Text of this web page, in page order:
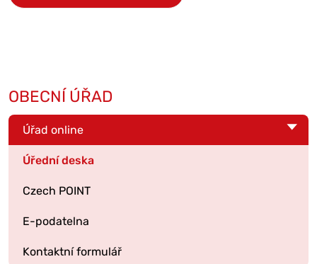
OBECNÍ ÚŘAD
Úřad online
Úřední deska
Czech POINT
E-podatelna
Kontaktní formulář